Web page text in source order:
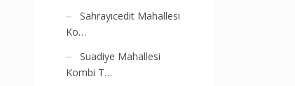
Sahrayıcedit Mahallesi
Ko…
Suadiye Mahallesi
Kombi T…